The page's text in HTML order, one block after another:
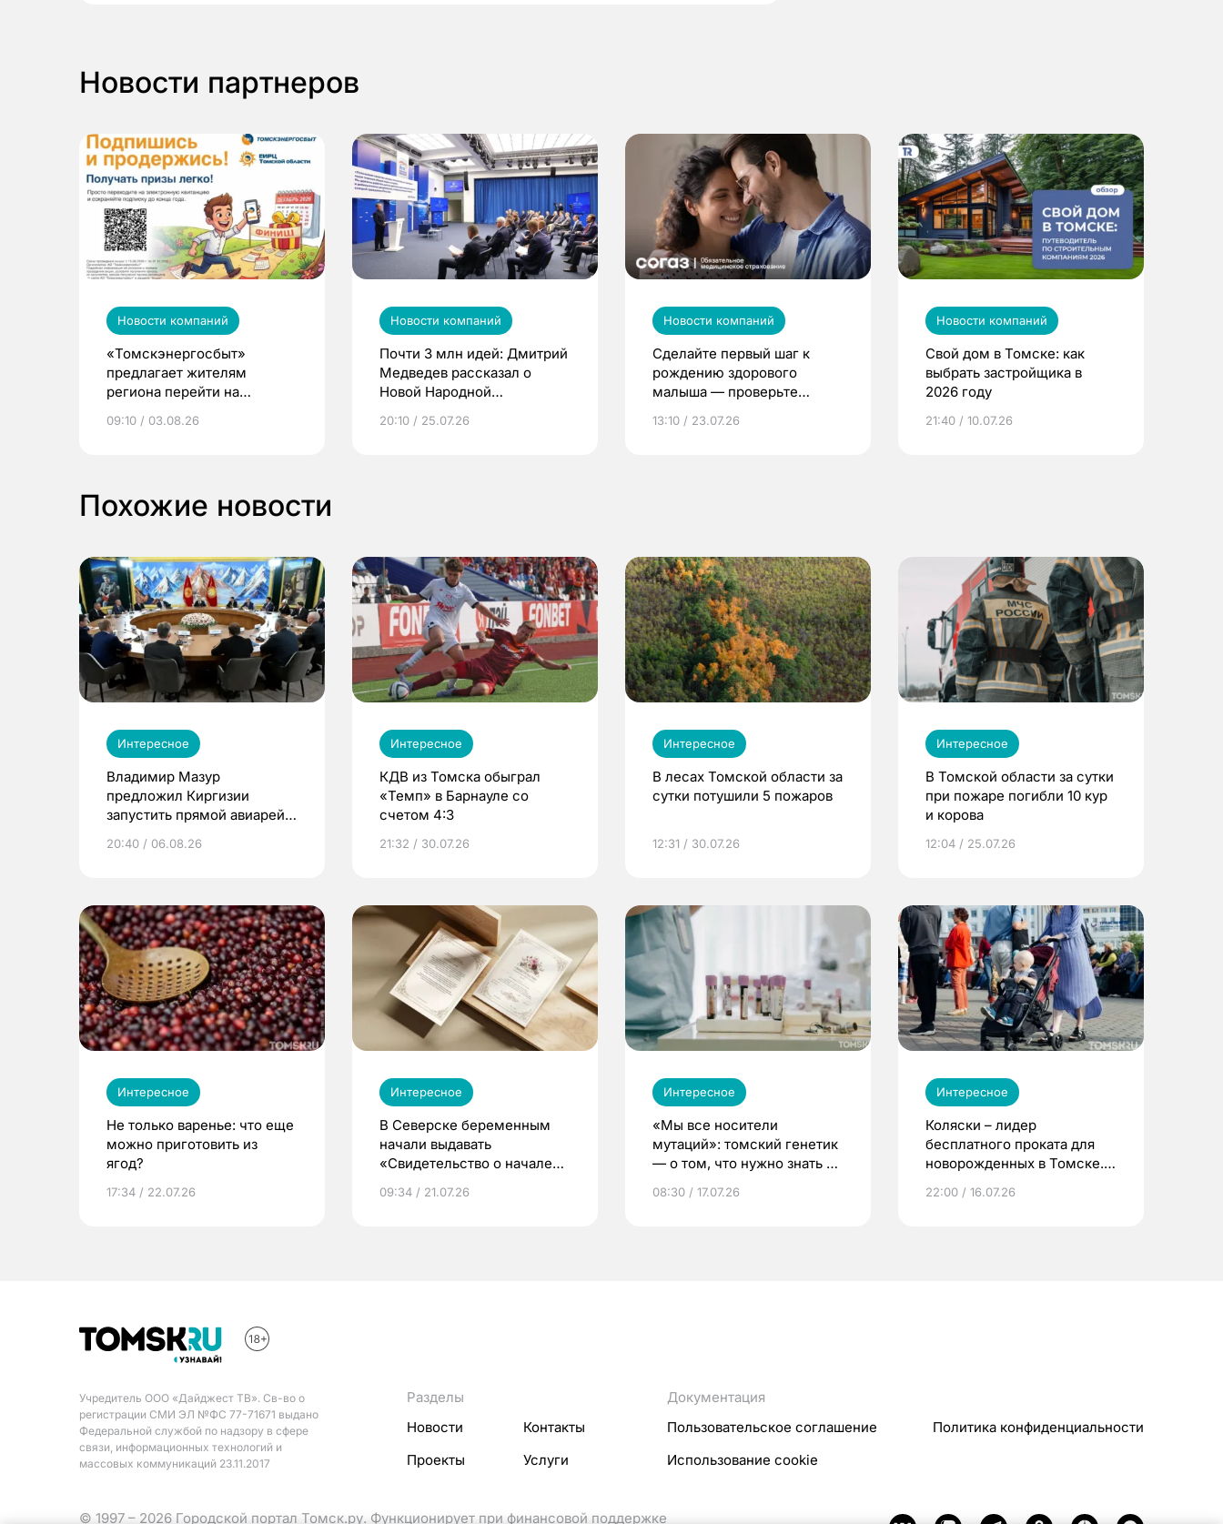
Новости партнеров
Новости компаний
«Томскэнергосбыт»
предлагает жителям
региона перейти на
выиграть призы
09:10 / 03.08.26
Новости компаний
Почти 3 млн идей: Дмитрий
Медведев рассказал о
Новой Народной
20:10 / 25.07.26
Новости компаний
Сделайте первый шаг к
рождению здорового
малыша — проверьте
по ОМС!
13:10 / 23.07.26
Новости компаний
Свой дом в Томске: как
выбрать застройщика в
2026 году
21:40 / 10.07.26
Похожие новости
Интересное
Владимир Мазур
предложил Киргизии
запустить прямой авиарейс
20:40 / 06.08.26
Интересное
КДВ из Томска обыграл
«Темп» в Барнауле со
счетом 4:3
21:32 / 30.07.26
Интересное
В лесах Томской области за
сутки потушили 5 пожаров
12:31 / 30.07.26
Интересное
В Томской области за сутки
при пожаре погибли 10 кур
и корова
12:04 / 25.07.26
Интересное
Не только варенье: что еще
можно приготовить из
ягод?
17:34 / 22.07.26
Интересное
В Северске беременным
начали выдавать
«Свидетельство о начале
09:34 / 21.07.26
Интересное
«Мы все носители
мутаций»: томский генетик
— о том, что нужно знать до
08:30 / 17.07.26
Интересное
Коляски – лидер
бесплатного проката для
новорожденных в Томске.
22:00 / 16.07.26
Учредитель ООО «Дайджест ТВ». Св-во о
регистрации СМИ ЭЛ №ФС 77-71671 выдано
Федеральной службой по надзору в сфере
связи, информационных технологий и
массовых коммуникаций 23.11.2017
Разделы
Новости
Контакты
Проекты
Услуги
Документация
Пользовательское соглашение
Политика конфиденциальности
Использование cookie
© 1997 – 2026 Городской портал Томск.ру. Функционирует при финансовой поддержке